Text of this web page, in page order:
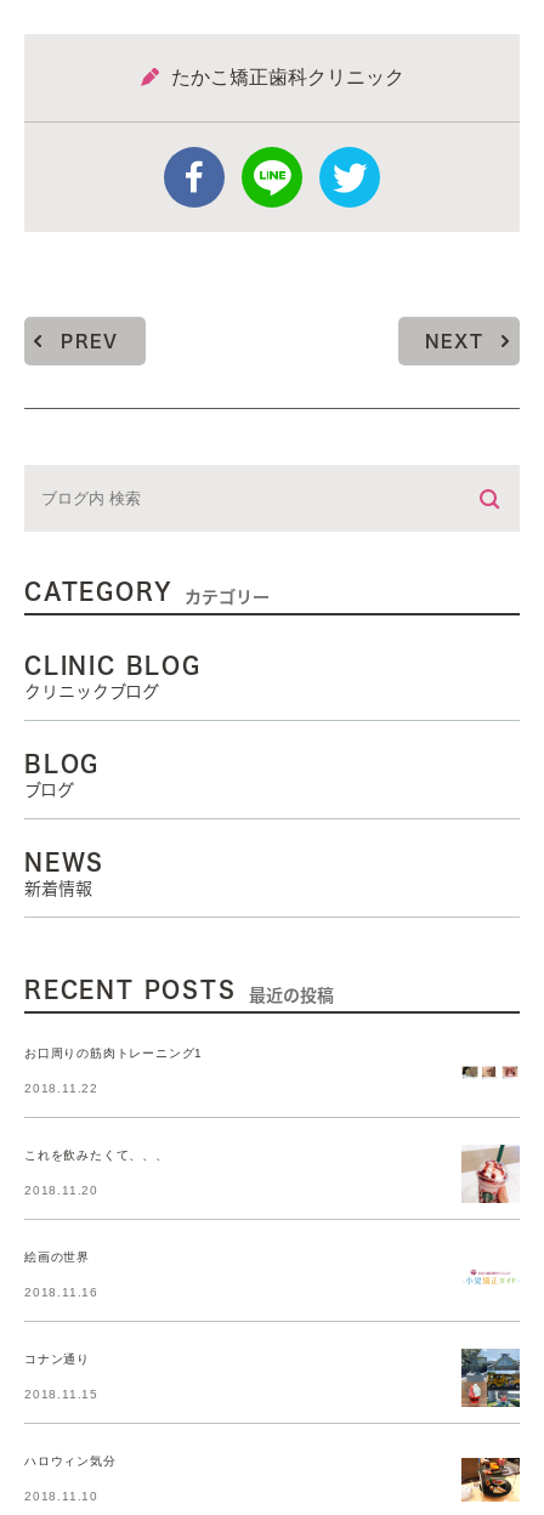
たかこ矯正歯科クリニック
PREV NEXT
CATEGORY カテゴリー
CLINIC BLOG
クリニックブログ
BLOG
ブログ
NEWS
新着情報
RECENT POSTS 最近の投稿
お口周りの筋肉トレーニング1
2018.11.22
これを飲みたくて、、、
2018.11.20
絵画の世界
2018.11.16
コナン通り
2018.11.15
ハロウィン気分
2018.11.10